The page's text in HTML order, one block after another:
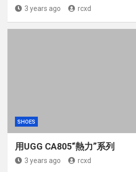
3 years ago rcxd
SHOES
用UGG CA805“熱力”系列
3 years ago rcxd